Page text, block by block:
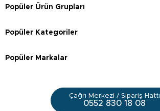
Popüler Ürün Grupları
Popüler Kategoriler
Popüler Markalar
Çağrı Merkezi / Sipariş Hattı
0552 830 18 08